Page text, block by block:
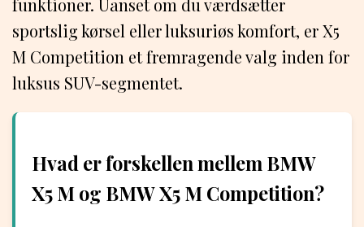
funktioner. Uanset om du værdsætter
sportslig kørsel eller luksuriøs komfort, er X5
M Competition et fremragende valg inden for
luksus SUV-segmentet.
Hvad er forskellen mellem BMW
X5 M og BMW X5 M Competition?